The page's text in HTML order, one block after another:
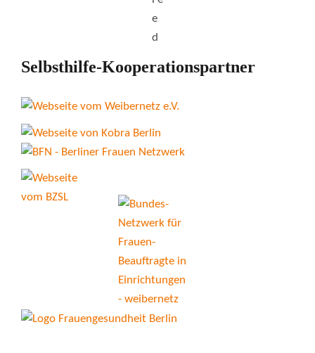
Selbsthilfe-Kooperationspartner